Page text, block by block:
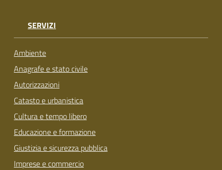
SERVIZI
Ambiente
Anagrafe e stato civile
Autorizzazioni
Catasto e urbanistica
Cultura e tempo libero
Educazione e formazione
Giustizia e sicurezza pubblica
Imprese e commercio